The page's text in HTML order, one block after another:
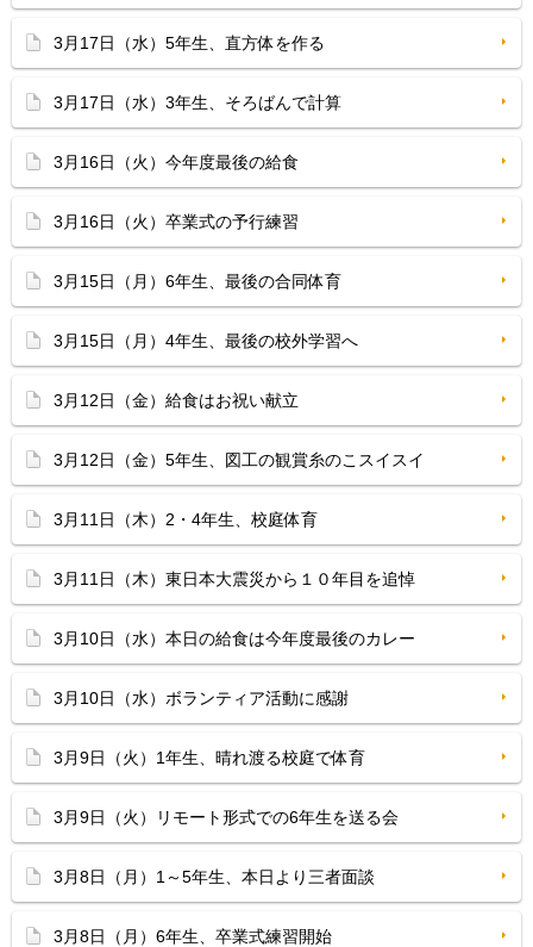
3月17日（水）5年生、直方体を作る
3月17日（水）3年生、そろばんで計算
3月16日（火）今年度最後の給食
3月16日（火）卒業式の予行練習
3月15日（月）6年生、最後の合同体育
3月15日（月）4年生、最後の校外学習へ
3月12日（金）給食はお祝い献立
3月12日（金）5年生、図工の観賞糸のこスイスイ
3月11日（木）2・4年生、校庭体育
3月11日（木）東日本大震災から１０年目を追悼
3月10日（水）本日の給食は今年度最後のカレー
3月10日（水）ボランティア活動に感謝
3月9日（火）1年生、晴れ渡る校庭で体育
3月9日（火）リモート形式での6年生を送る会
3月8日（月）1～5年生、本日より三者面談
3月8日（月）6年生、卒業式練習開始